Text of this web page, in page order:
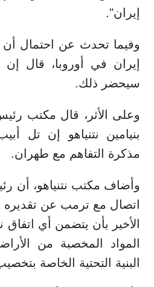
إيران".
وفيما تحدث عن احتمال أن
إيران في أوروبا، قال
سيحضر ذلك.
وعلى الأثر، قال مكتب
بنيامين نتنياهو إن تل
مذكرة التفاهم مع طهران.
وأضاف مكتب نتنياهو، أن
اتصال مع ترمب عن تقديره
الأخير بأن يتضمن أي اتفاق
المواد المخصبة من
البنية التحتية الخاصة